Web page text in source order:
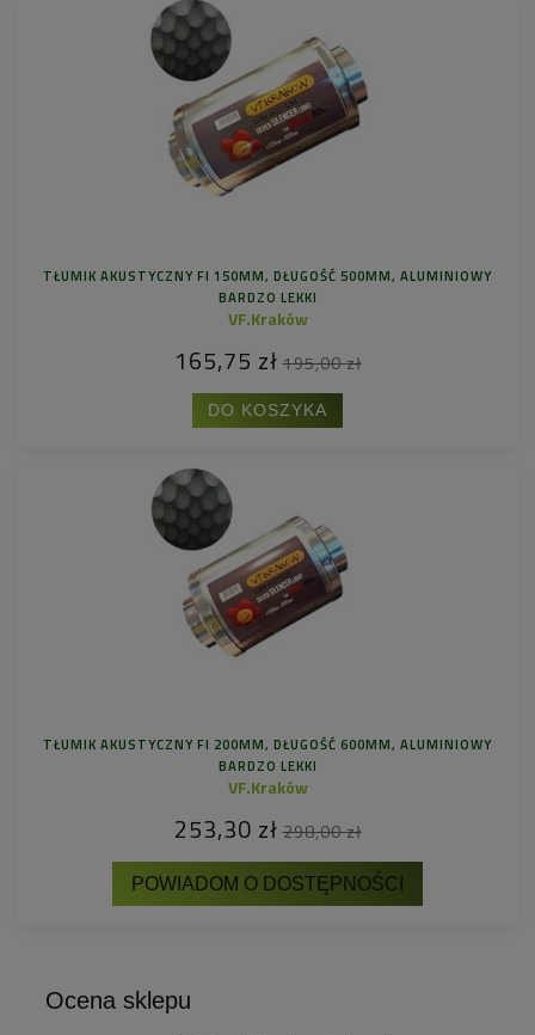
TŁUMIK AKUSTYCZNY FI 150MM, DŁUGOŚĆ 500MM, ALUMINIOWY
BARDZO LEKKI
VF.Kraków
165,75 zł 195,00 zł
DO KOSZYKA
TŁUMIK AKUSTYCZNY FI 200MM, DŁUGOŚĆ 600MM, ALUMINIOWY
BARDZO LEKKI
VF.Kraków
253,30 zł 298,00 zł
POWIADOM O DOSTĘPNOŚCI
Ocena sklepu